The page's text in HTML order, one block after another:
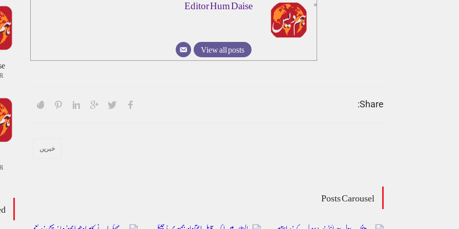
Editor Hum Daise
View all posts
Share:
خبریں
Posts Carousel